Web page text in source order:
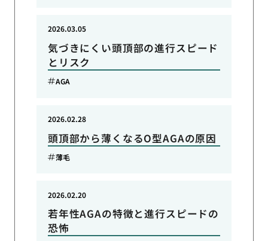
気づきにくい頭頂部の進行スピード
とリスク
2026.03.05
AGA
頭頂部から薄くなるO型AGAの原因
2026.02.28
薄毛
若年性AGAの特徴と進行スピードの
恐怖
2026.02.20